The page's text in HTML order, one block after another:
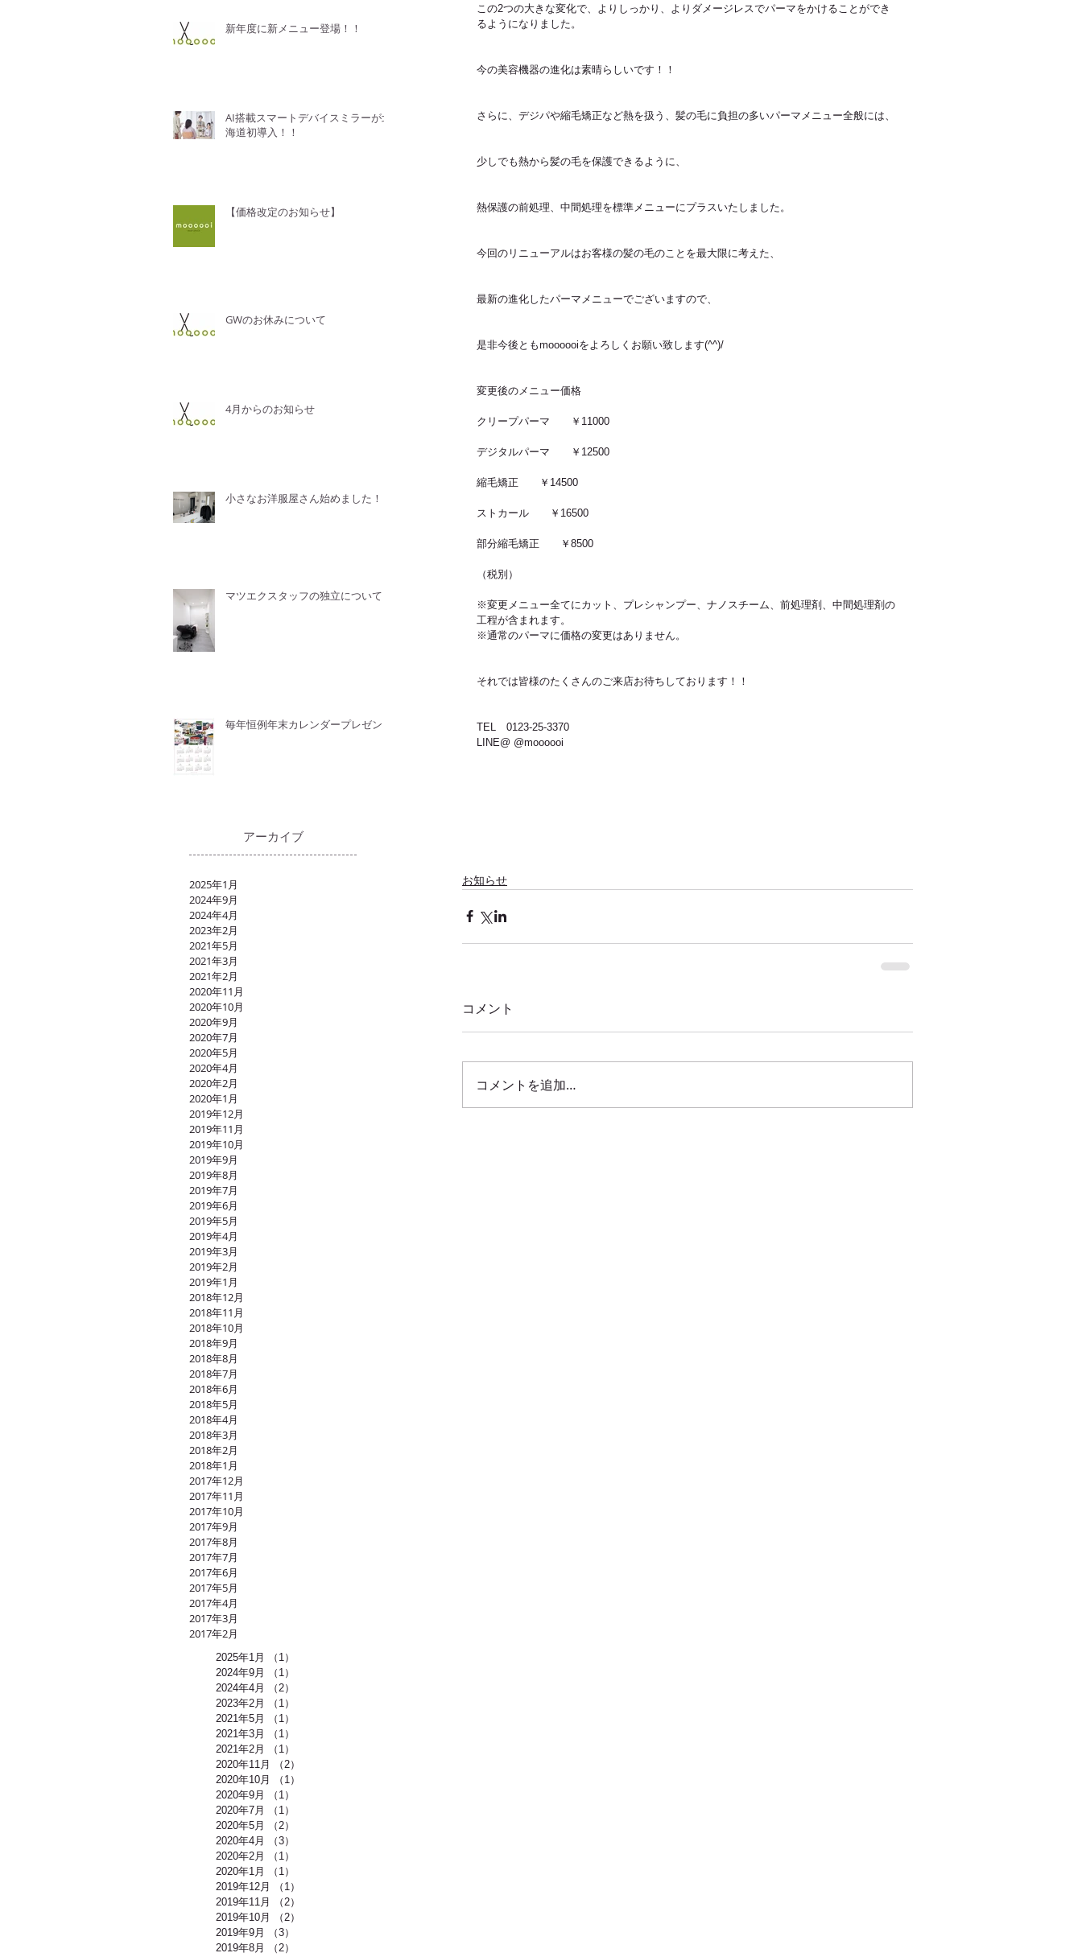
新年度に新メニュー登場！！
AI搭載スマートデバイスミラーが北
海道初導入！！
【価格改定のお知らせ】
GWのお休みについて
4月からのお知らせ
小さなお洋服屋さん始めました！！
マツエクスタッフの独立について
毎年恒例年末カレンダープレゼント
​アーカイブ
2025年1月
2024年9月
2024年4月
2023年2月
2021年5月
2021年3月
2021年2月
2020年11月
2020年10月
2020年9月
2020年7月
2020年5月
2020年4月
2020年2月
2020年1月
2019年12月
2019年11月
2019年10月
2019年9月
2019年8月
2019年7月
2019年6月
2019年5月
2019年4月
2019年3月
2019年2月
2019年1月
2018年12月
2018年11月
2018年10月
2018年9月
2018年8月
2018年7月
2018年6月
2018年5月
2018年4月
2018年3月
2018年2月
2018年1月
2017年12月
2017年11月
2017年10月
2017年9月
2017年8月
2017年7月
2017年6月
2017年5月
2017年4月
2017年3月
2017年2月
2025年1月 （1）
2024年9月
（1）
2024年4月
（2）
2023年2月
（1）
2021年5月
（1）
2021年3月
（1）
2021年2月
（1）
2020年11月
（2）
2020年10月
（1）
2020年9月
（1）
2020年7月
（1）
2020年5月
（2）
2020年4月
（3）
2020年2月
（1）
2020年1月
（1）
2019年12月
（1）
2019年11月
（2）
2019年10月
（2）
2019年9月
（3）
2019年8月
（2）
この2つの大きな変化で、よりしっかり、よりダメージレスでパーマをかけることができ
るようになりました。
今の美容機器の進化は素晴らしいです！！
さらに、デジパや縮毛矯正など熱を扱う、髪の毛に負担の多いパーマメニュー全般には、
少しでも熱から髪の毛を保護できるように、
熱保護の前処理、中間処理を標準メニューにプラスいたしました。
今回のリニューアルはお客様の髪の毛のことを最大限に考えた、
最新の進化したパーマメニューでございますので、
是非今後ともmoooooiをよろしくお願い致します(^^)/
変更後のメニュー価格
クリープパーマ　　￥11000
デジタルパーマ　　￥12500
縮毛矯正　　￥14500
ストカール　　￥16500
部分縮毛矯正　　￥8500
（税別）
※変更メニュー全てにカット、プレシャンプー、ナノスチーム、前処理剤、中間処理剤の
工程が含まれます。
※通常のパーマに価格の変更はありません。
それでは皆様のたくさんのご来店お待ちしております！！
TEL　0123-25-3370
LINE@ @moooooi
お知らせ
コメント
コメントを追加…